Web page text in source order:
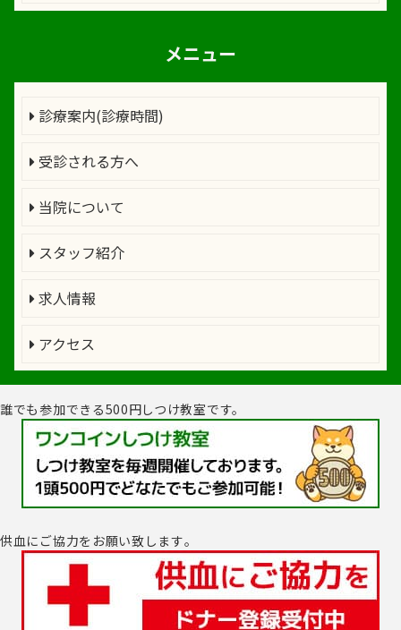
メニュー
診療案内(診療時間)
受診される方へ
当院について
スタッフ紹介
求人情報
アクセス
誰でも参加できる500円しつけ教室です。
供血にご協力をお願い致します｡